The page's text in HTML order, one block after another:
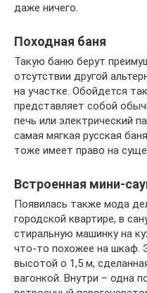
даже ничего.
Походная баня
Такую баню берут
отсутствии другой
на участке. Обойдется
представляет собой
печь или электрический
самая мягкая русская
тоже имеет право на
Встроенная мини-
Появилась также мода
городской квартире, в
стиральную машинку на
что-то похожее на шкаф.
высотой о 1,5 м,
вагонкой. Внутри – одна